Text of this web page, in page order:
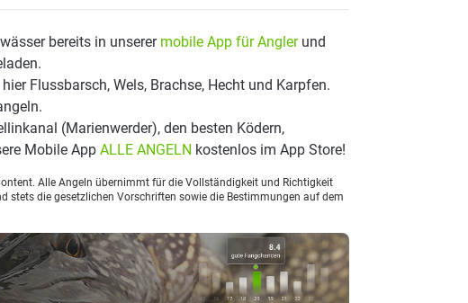
bereits in unserer mobile App für Anglerund
Flussbarsch, Wels, Brachse, Hecht und Karpfen.
(Marienwerder), den besten Ködern,
Mobile App ALLE ANGELN kostenlos im App Store!
Alle Angeln übernimmt für die Vollständigkeit und Richtigkeit
stets die gesetzlichen Vorschriften sowie die Bestimmungen auf dem